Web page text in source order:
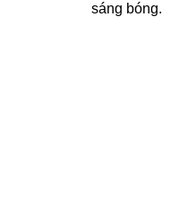
sáng bóng.